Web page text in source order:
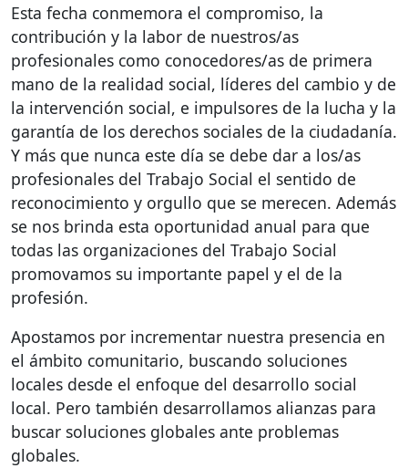
Esta fecha conmemora el compromiso, la
contribución y la labor de nuestros/as
profesionales como conocedores/as de primera
mano de la realidad social, líderes del cambio y de
la intervención social, e impulsores de la lucha y la
garantía de los derechos sociales de la ciudadanía.
Y más que nunca este día se debe dar a los/as
profesionales del Trabajo Social el sentido de
reconocimiento y orgullo que se merecen. Además
se nos brinda esta oportunidad anual para que
todas las organizaciones del Trabajo Social
promovamos su importante papel y el de la
profesión.
Apostamos por incrementar nuestra presencia en
el ámbito comunitario, buscando soluciones
locales desde el enfoque del desarrollo social
local. Pero también desarrollamos alianzas para
buscar soluciones globales ante problemas
globales.